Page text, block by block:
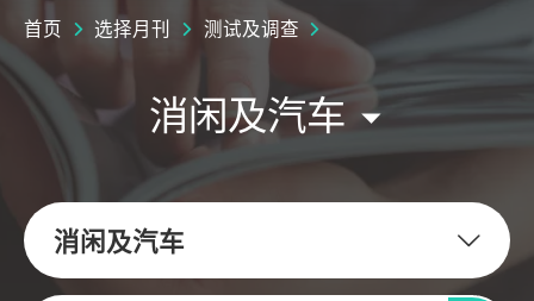
首页 选择月刊 测试及调查
消闲及汽车
消闲及汽车